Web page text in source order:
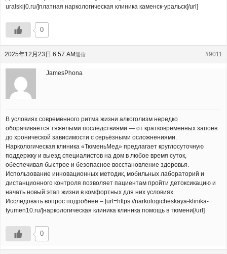
uralskij0.ru/]платная наркологическая клиника каменск-уральск[/url]
0
2025年12月23日 6:57 AM #9011
返信
JamesPhona
В условиях современного ритма жизни алкоголизм нередко
оборачивается тяжёлыми последствиями — от кратковременных запоев
до хронической зависимости с серьёзными осложнениями.
Наркологическая клиника «ТюменьМед» предлагает круглосуточную
поддержку и выезд специалистов на дом в любое время суток,
обеспечивая быстрое и безопасное восстановление здоровья.
Использование инновационных методик, мобильных лабораторий и
дистанционного контроля позволяет пациентам пройти детоксикацию и
начать новый этап жизни в комфортных для них условиях.
Исследовать вопрос подробнее – [url=https://narkologicheskaya-klinika-
tyumen10.ru/]наркологическая клиника клиника помощь в тюмени[/url]
0